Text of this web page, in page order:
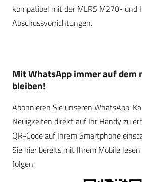
kompatibel mit der MLRS M270- und
Abschussvorrichtungen.
Mit WhatsApp immer auf dem
bleiben!
Abonnieren Sie unseren WhatsApp-
Neuigkeiten direkt auf Ihr Handy zu
QR-Code auf Ihrem Smartphone
Sie hier bereits mit Ihrem Mobile
folgen: